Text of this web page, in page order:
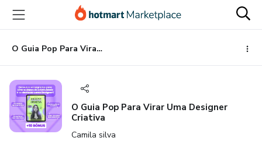
para
conteúdo
principal
para
pagamento
para
rodapé
O Guia Pop Para Virar Uma Designer Criativa
O Guia Pop Para Virar Uma Designer
Criativa
Camila silva